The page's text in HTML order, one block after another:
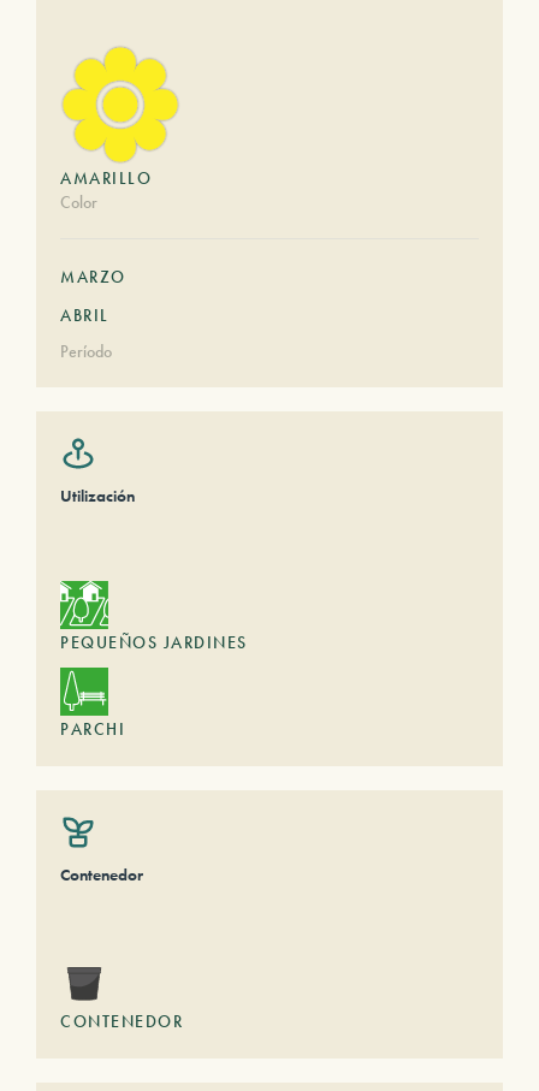
AMARILLO
Color
MARZO
ABRIL
Período
Utilización
PEQUEÑOS JARDINES
PARCHI
Contenedor
CONTENEDOR